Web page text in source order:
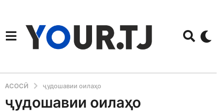
АСОСӢ ҷудошавии оилаҳо
ҷудошавии оилаҳо